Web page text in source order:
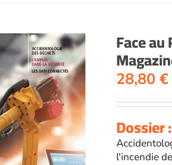
Face au
28,80€
Dossier
l'incendie